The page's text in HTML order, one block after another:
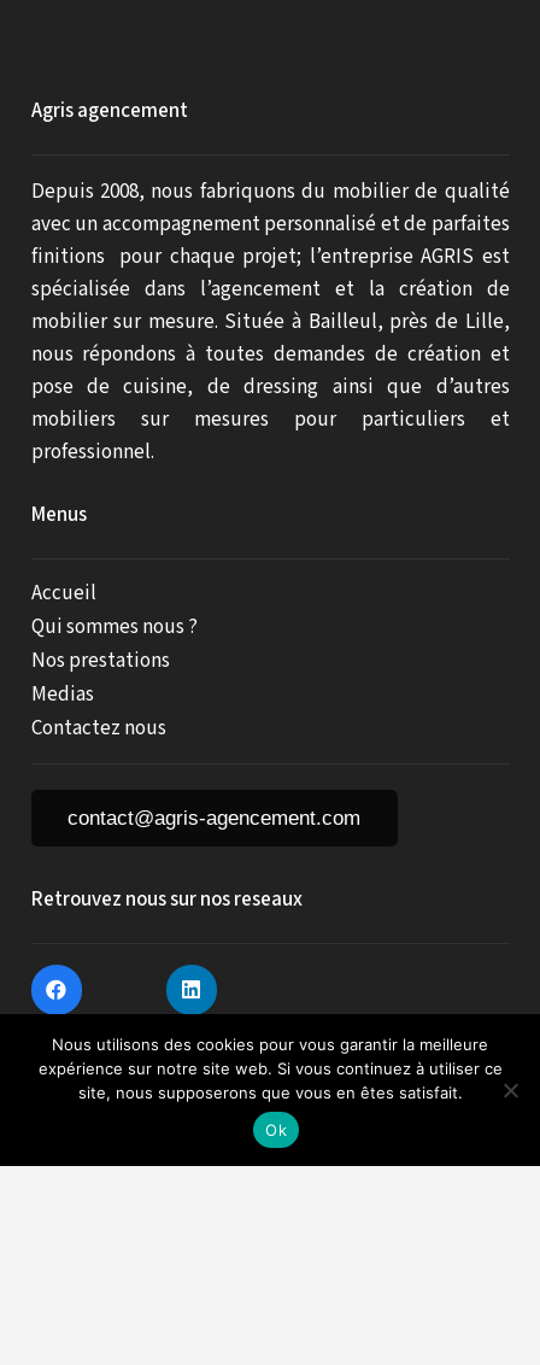
Agris agencement
Depuis 2008, nous fabriquons du mobilier de qualité
avec un accompagnement personnalisé et de parfaites
finitions pour chaque projet; l’entreprise AGRIS est
spécialisée dans l’agencement et la création de
mobilier sur mesure. Située à Bailleul, près de Lille,
nous répondons à toutes demandes de création et
pose de cuisine, de dressing ainsi que d’autres
mobiliers sur mesures pour particuliers et
professionnel.
Menus
Accueil
Qui sommes nous ?
Nos prestations
Medias
Contactez nous
contact@agris-agencement.com
Retrouvez nous sur nos reseaux
Houzz
Un projet ? Venez nous rencontrer !
Nous utilisons des cookies pour vous garantir la meilleure
expérience sur notre site web. Si vous continuez à utiliser ce
site, nous supposerons que vous en êtes satisfait.
Ok